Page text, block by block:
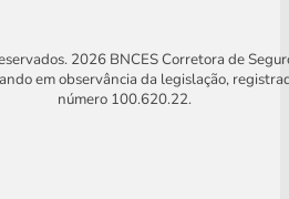
2026 BNCES Corretora de
em observância da legislação,
número 100.620.22.